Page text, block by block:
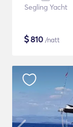
Segling Yacht
$810 /natt